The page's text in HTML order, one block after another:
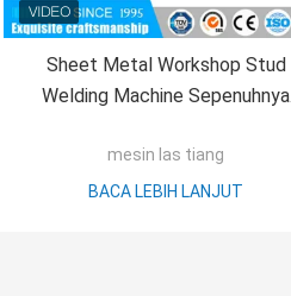
Sheet Metal Workshop Stud
Welding Machine Sepenuhnya
mesin las tiang
BACA LEBIH LANJUT